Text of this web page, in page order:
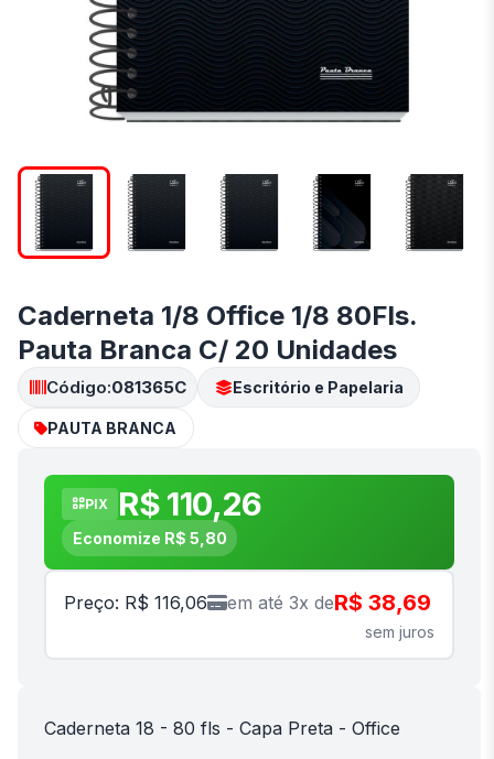
Caderneta 1/8 Office 1/8 80Fls.
Pauta Branca C/ 20 Unidades
Código:081365C Escritório e Papelaria
PAUTA BRANCA
PIX R$ 110,26
Economize R$ 5,80
Preço: R$ 116,06 em até 3x deR$ 38,69
sem juros
Caderneta 18 - 80 fls - Capa Preta - Office